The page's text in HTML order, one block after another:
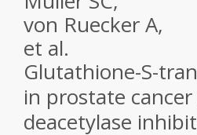
von RueckerA,
et al.
Glutathione-S-
in prostate
deacetylase